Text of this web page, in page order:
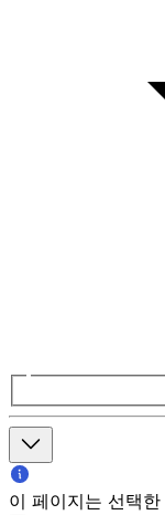
이 페이지는 선택